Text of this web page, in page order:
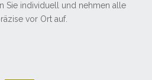
Sie individuell und nehmen alle
vor Ort auf.